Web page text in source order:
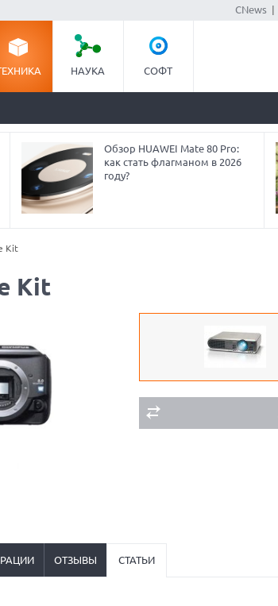
CNews|
НАУКА СОФТ
Обзор HUAWEI Mate 80 Pro:
как стать флагманом в 2026
году?
Kit
Kit
ОТЗЫВЫ СТАТЬИ